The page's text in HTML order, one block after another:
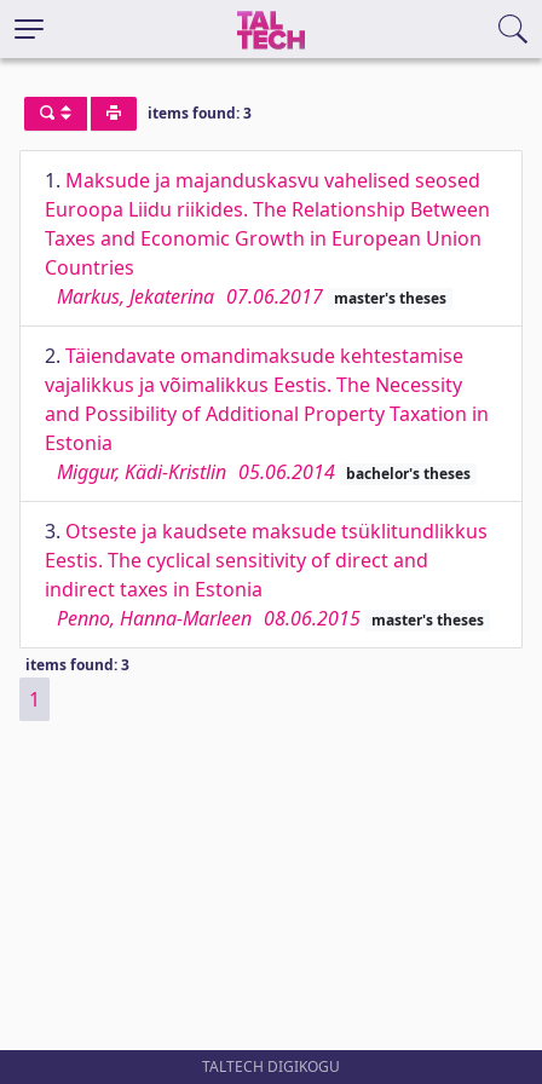
items found: 3
1. Maksude ja majanduskasvu vahelised seosed
Euroopa Liidu riikides. The Relationship Between
Taxes and Economic Growth in European Union
Countries
Markus, Jekaterina 07.06.2017 master's theses
2. Täiendavate omandimaksude kehtestamise
vajalikkus ja võimalikkus Eestis. The Necessity
and Possibility of Additional Property Taxation in
Estonia
Miggur, Kädi-Kristlin 05.06.2014 bachelor's theses
3. Otseste ja kaudsete maksude tsüklitundlikkus
Eestis. The cyclical sensitivity of direct and
indirect taxes in Estonia
Penno, Hanna-Marleen 08.06.2015 master's theses
items found: 3
1
TALTECH DIGIKOGU